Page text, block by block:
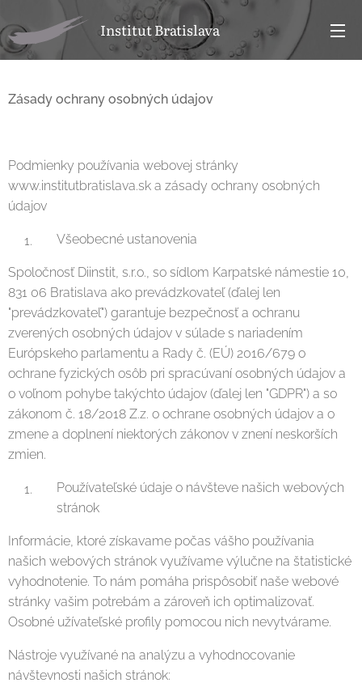
Institut Bratislava
Zásady ochrany osobných údajov
Podmienky používania webovej stránky
www.institutbratislava.sk a zásady ochrany osobných
údajov
Všeobecné ustanovenia
Spoločnosť Diinstit, s.r.o., so sídlom Karpatské námestie 10,
831 06 Bratislava ako prevádzkovateľ (ďalej len
"prevádzkovateľ") garantuje bezpečnosť a ochranu
zverených osobných údajov v súlade s nariadením
Európskeho parlamentu a Rady č. (EÚ) 2016/679 o
ochrane fyzických osôb pri spracúvaní osobných údajov a
o voľnom pohybe takýchto údajov (ďalej len "GDPR") a so
zákonom č. 18/2018 Z.z. o ochrane osobných údajov a o
zmene a doplnení niektorých zákonov v znení neskorších
zmien.
Používateľské údaje o návšteve našich webových
stránok
Informácie, ktoré získavame počas vášho používania
našich webových stránok využívame výlučne na štatistické
vyhodnotenie. To nám pomáha prispôsobiť naše webové
stránky vašim potrebám a zároveň ich optimalizovať.
Osobné užívateľské profily pomocou nich nevytvárame.
Nástroje využívané na analýzu a vyhodnocovanie
návštevnosti našich stránok: